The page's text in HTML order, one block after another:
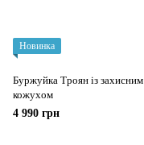
Новинка
Буржуйка Троян із захисним
кожухом
4 990 грн